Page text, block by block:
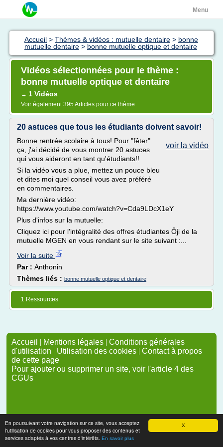
X
En poursuivant votre navigation sur ce site, vous acceptez
l'utilisation de cookies pour vous proposer des contenus et
services adaptés à vos centres d'intérêts. En savoir plus
Menu
Accueil > Thèmes & vidéos : mutuelle dentaire > bonne
mutuelle dentaire > bonne mutuelle optique et dentaire
Vidéos sélectionnées pour le thème :
bonne mutuelle optique et dentaire
→ 1 Vidéos
Voir également395 Articles pour ce thème
20 astuces que tous les étudiants doivent savoir!
voir la vidéo
Bonne rentrée scolaire à tous! Pour "fêter"
ça, j'ai décidé de vous montrer 20 astuces
qui vous aideront en tant qu'étudiants!!
Si la vidéo vous a plue, mettez un pouce bleu
et dites moi quel conseil vous avez préféré
en commentaires.
Ma dernière vidéo:
https://www.youtube.com/watch?v=Cda9LDcX1eY
Plus d'infos sur la mutuelle:
Cliquez ici pour l'intégralité des offres étudiantes Ôji de la
mutuelle MGEN en vous rendant sur le site suivant :...
Voir la suite
Par : Anthonin
Thèmes liés : bonne mutuelle optique et dentaire
1 Ressources
Accueil | Mentions légales | Conditions générales
d'utilisation | Utilisation des cookies | Contact à propos
de cette page
Pour ajouter ou supprimer un site, voir l'article 4 des
CGUs